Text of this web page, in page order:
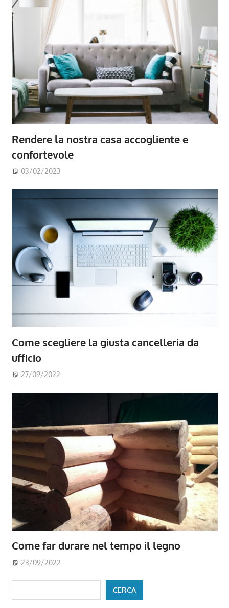
Rendere la nostra casa accogliente e
confortevole
03/02/2023
Come scegliere la giusta cancelleria da
ufficio
27/09/2022
Come far durare nel tempo il legno
23/09/2022
CERCA